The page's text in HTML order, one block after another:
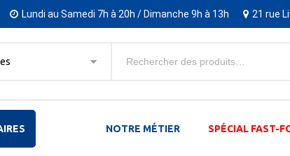
Lundi au Samedi 7h à 20h / Dimanche 9h à 13h 21 rue
SPÉCIAL FAST-
NOTRE MÉTIER